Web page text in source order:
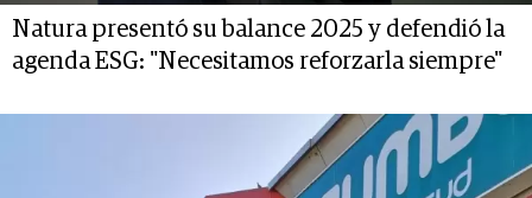
Natura presentó su balance 2025 y defendió la
agenda ESG: "Necesitamos reforzarla siempre"